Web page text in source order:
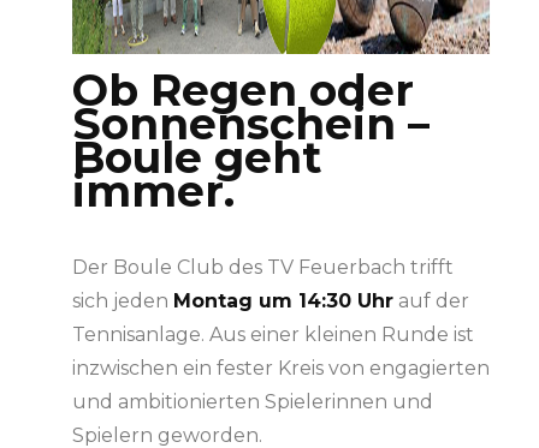
Ob Regen oder
Sonnenschein –
Boule geht
immer.
Der Boule Club des TV Feuerbach trifft
sich jeden Montag um 14:30 Uhr auf der
Tennisanlage. Aus einer kleinen Runde ist
inzwischen ein fester Kreis von engagierten
und ambitionierten Spielerinnen und
Spielern geworden.